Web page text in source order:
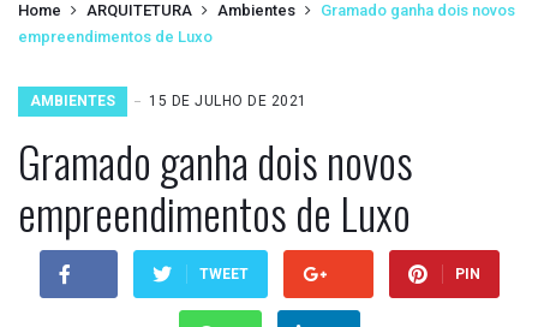
Home ARQUITETURA Ambientes
Gramado ganha dois novos
empreendimentos de Luxo
AMBIENTES 15 DE JULHO DE 2021
Gramado ganha dois novos
empreendimentos de Luxo
TWEET PIN